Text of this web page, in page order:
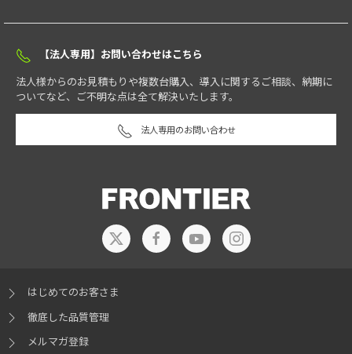
【法人専用】お問い合わせはこちら
法人様からのお見積もりや複数台購入、導入に関するご相談、納期に
ついてなど、ご不明な点は全て解決いたします。
法人専用のお問い合わせ
はじめてのお客さま
徹底した品質管理
メルマガ登録